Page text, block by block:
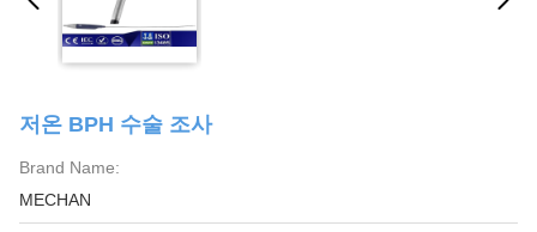
저온 BPH 수술 조사
Brand Name:
MECHAN